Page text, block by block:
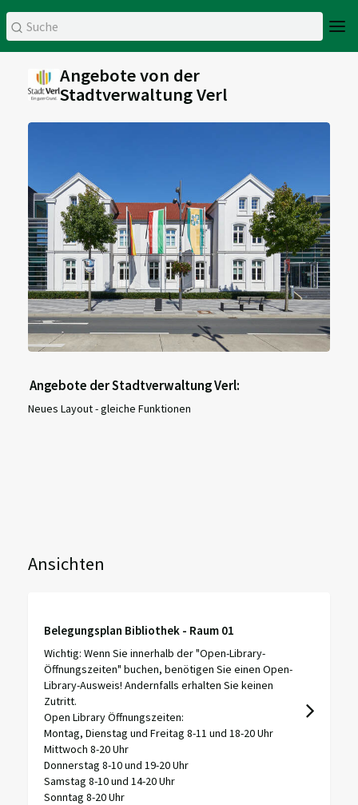
Angebote von der
Stadtverwaltung Verl
Angebote der Stadtverwaltung Verl:
Neues Layout - gleiche Funktionen
Ansichten
Belegungsplan Bibliothek - Raum 01
Wichtig: Wenn Sie innerhalb der "Open-Library-
Öffnungszeiten" buchen, benötigen Sie einen Open-
Library-Ausweis! Andernfalls erhalten Sie keinen
Zutritt.
Open Library Öffnungszeiten:
Montag, Dienstag und Freitag 8-11 und 18-20 Uhr
Mittwoch 8-20 Uhr
Donnerstag 8-10 und 19-20 Uhr
Samstag 8-10 und 14-20 Uhr
Sonntag 8-20 Uhr